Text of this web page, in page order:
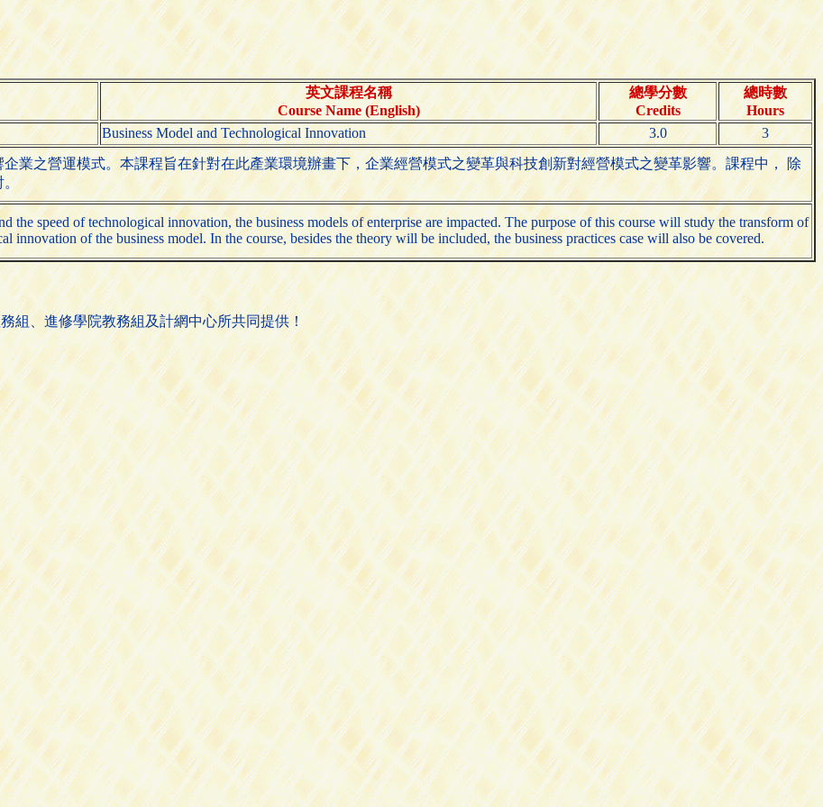
英文課程名稱
Course Name (English)
總學分數
Credits
總時數
Hours
Business Model and Technological Innovation 3.0
3
業之營運模式。本課程旨在針對在此產業環境辦畫下，企業經營模式之變革與科技創新對經營模式之變革影響。課程中， 除
。
the speed of technological innovation, the business models of enterprise are impacted. The purpose of this course will study the transform of
innovation of the business model. In the course, besides the theory will be included, the business practices case will also be covered.
組、進修學院教務組及計網中心所共同提供！